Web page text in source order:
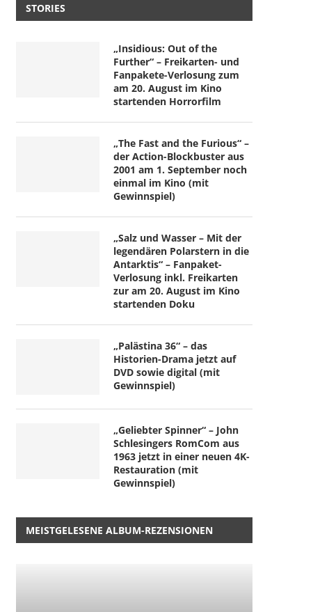
STORIES
„Insidious: Out of the
Further“ – Freikarten- und
Fanpakete-Verlosung zum
am 20. August im Kino
startenden Horrorfilm
„The Fast and the Furious“ –
der Action-Blockbuster aus
2001 am 1. September noch
einmal im Kino (mit
Gewinnspiel)
„Salz und Wasser – Mit der
legendären Polarstern in die
Antarktis“ – Fanpaket-
Verlosung inkl. Freikarten
zur am 20. August im Kino
startenden Doku
„Palästina 36“ – das
Historien-Drama jetzt auf
DVD sowie digital (mit
Gewinnspiel)
„Geliebter Spinner“ – John
Schlesingers RomCom aus
1963 jetzt in einer neuen 4K-
Restauration (mit
Gewinnspiel)
MEISTGELESENE ALBUM-REZENSIONEN